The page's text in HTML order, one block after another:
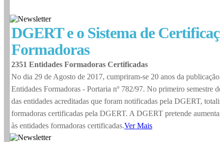
DGERT e o Sistema de
Formadoras
2351 Entidades Formadoras Certificadas
No dia 29 de Agosto de 2017, cumpriram-se 20 anos da
Entidades Formadoras - Portaria nº 782/97. No primeiro semestre
das entidades acreditadas que foram notificadas pela DGERT,
formadoras certificadas pela DGERT. A DGERT pretende
às entidades formadoras certificadas.Ver Mais